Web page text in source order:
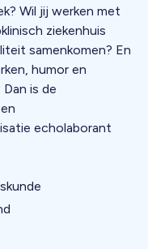
Wil jij werken met
ziekenhuis
samenkomen? En
humor en
is de
echolaborant